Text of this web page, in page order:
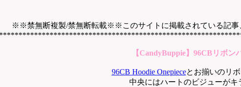
※※禁無断複製/禁無断転載※※このサイトに掲載されている記事
【CandyBuppie】96CBリボン
96CB Hoodie Onepieceとお揃いのリボ
中央にはハートのビジューが